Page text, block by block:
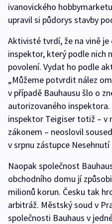
ivanovického
upravil si půdorys stavby
Aktivisté tvrdí, že na vině
inspektor, který podle nich
povolení. Vydat ho podle
„Můžeme potvrdit nález
v případě Bauhausu šlo o
autorizovaného
inspektor Teigiser totiž – v
zákonem – neoslovil
v srpnu zástupce
Naopak společnost
obchodního domu jí
milionů korun. Česku tak
arbitráž. Městský soud v
společnosti Bauhaus v